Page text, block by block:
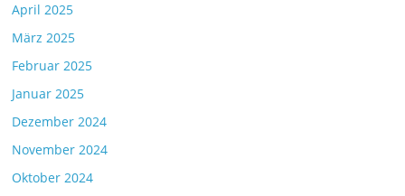
April 2025
März 2025
Februar 2025
Januar 2025
Dezember 2024
November 2024
Oktober 2024